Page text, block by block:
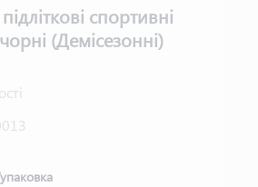
спортивні
(Демісезонні)